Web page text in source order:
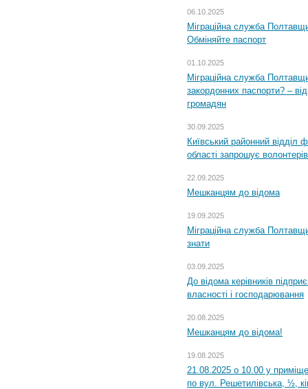
06.10.2025
Міграційна служба
Обміняйте паспорт
01.10.2025
Міграційна служба
закордонних паспорти? –
громадян
30.09.2025
Київський районний відділ
області запрошує
22.09.2025
Мешканцям до відома
19.09.2025
Міграційна служба
знати
03.09.2025
До відома керівників
власності і господарювання
20.08.2025
Мешканцям до відома!
19.08.2025
21.08.2025 о 10.00 у
по вул. Решетилівська, ½,